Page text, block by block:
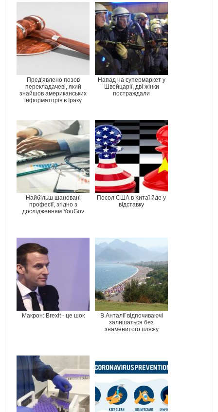
Пред'явлено позов
перекладачеві, який
знайшов американських
інформаторів в Іраку
Напад на супермаркет у
Швейцарії, дві жінки
постраждали
Найбільш шановані
професії, згідно з
дослідженням YouGov
Посол США в Китаї йде у
відставку
Макрон: Brexit - це шок
В Анталії відпочиваючі
залишаться без
знаменитого пляжу